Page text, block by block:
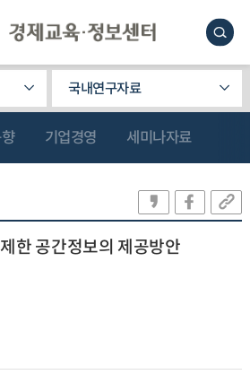
국내연구자료
기업경영 세미나자료
한 공간정보의 제공방안